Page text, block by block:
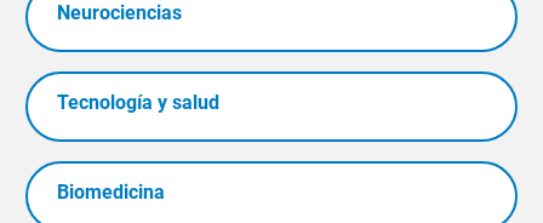
Neurociencias
Tecnología y salud
Biomedicina